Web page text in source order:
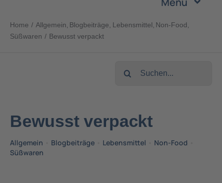
Inhalt
springen
Unternehmen
Nachhaltigkeit
Home Allgemein Blogbeiträge Lebensmittel Non-Food
Süßwaren
Bewusst verpackt
Suche
Bewusst verpackt
Allgemein Blogbeiträge• Lebensmittel Non-Food
Süßwaren